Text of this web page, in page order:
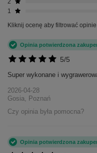
1
Kliknij ocenę aby filtrować opinie
5/5
Opinia potwierdzona
Super wykonane i
2026-04-28
Gosia, Poznań
Czy opinia była pomocna?
Opinia potwierdzona